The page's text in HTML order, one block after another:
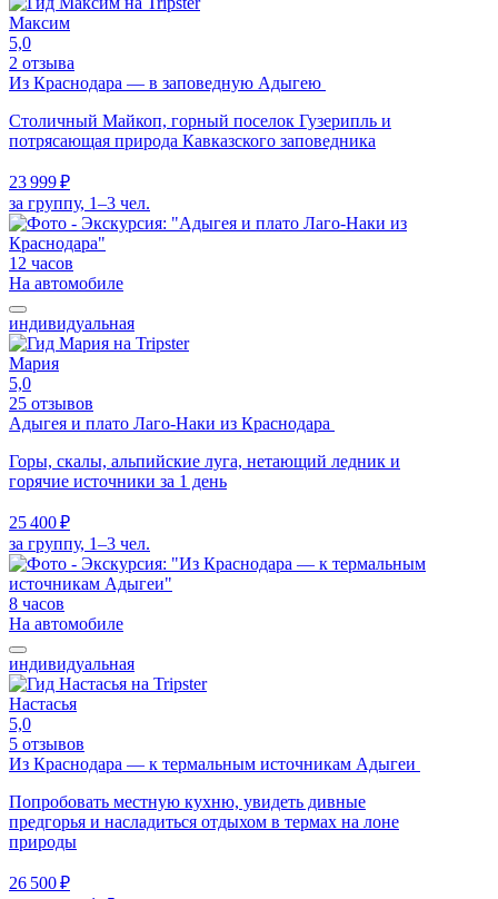
Максим
5,0
2 отзыва
Из Краснодара — в заповедную Адыгею
Столичный Майкоп, горный поселок Гузерипль и
потрясающая природа Кавказского заповедника
23 999 ₽
за группу, 1–3 чел.
12 часов
На автомобиле
индивидуальная
Мария
5,0
25 отзывов
Адыгея и плато Лаго-Наки из Краснодара
Горы, скалы, альпийские луга, нетающий ледник и
горячие источники за 1 день
25 400 ₽
за группу, 1–3 чел.
8 часов
На автомобиле
индивидуальная
Настасья
5,0
5 отзывов
Из Краснодара — к термальным источникам Адыгеи
Попробовать местную кухню, увидеть дивные
предгорья и насладиться отдыхом в термах на лоне
природы
26 500 ₽